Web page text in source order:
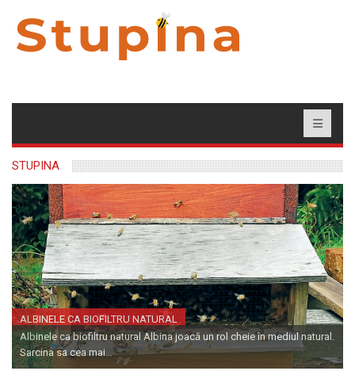
STUPINA
ALBINELE CA BIOFILTRU NATURAL
Albinele ca biofiltru natural Albina joacă un rol cheie în mediul natural.
Sarcina sa cea mai…